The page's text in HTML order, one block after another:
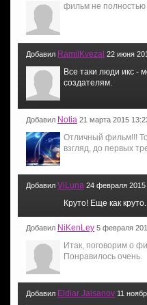
фильм не полностью
Добавил RamilKvezal 22 июня
Все таки люди икс -
создателям.
Добавил Notia 21 марта 2015
Отличный фильм!!!
взгляд, до первых
Добавил ViLuna 24 февраля 2015
Круто! Еще как круто.
Добавил NiKenLey 5 февраля
Итак, поговорим о
Понравилось очень.
Добавил Eldiar Jaisanov 11